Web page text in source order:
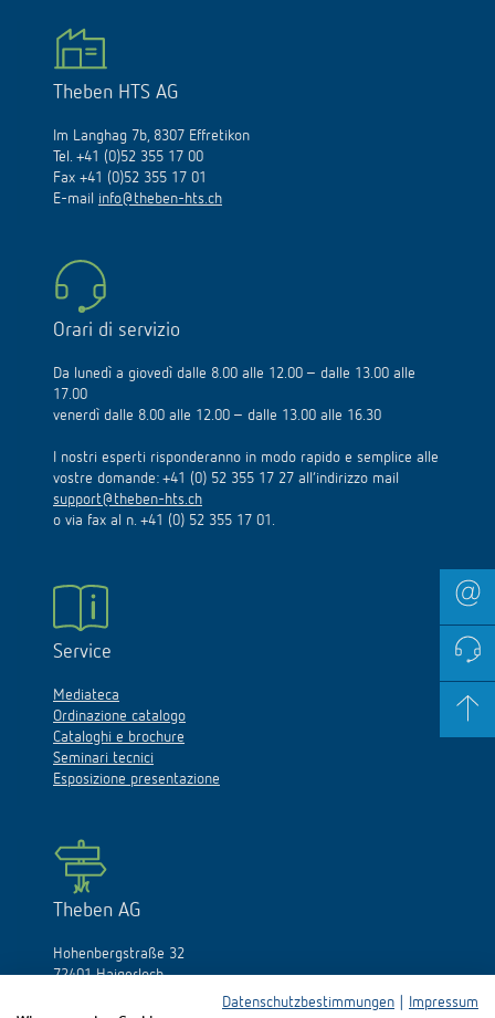
Theben HTS AG
Im Langhag 7b, 8307 Effretikon
Tel. +41 (0)52 355 17 00
Fax +41 (0)52 355 17 01
E-mail info@theben-hts.ch
Orari di servizio
Da lunedì a giovedì dalle 8.00 alle 12.00 – dalle 13.00 alle
17.00
venerdì dalle 8.00 alle 12.00 – dalle 13.00 alle 16.30
I nostri esperti risponderanno in modo rapido e semplice alle
vostre domande: +41 (0) 52 355 17 27 all’indirizzo mail
support@theben-hts.ch
o via fax al n. +41 (0) 52 355 17 01.
Service
Mediateca
Ordinazione catalogo
Cataloghi e brochure
Seminari tecnici
Esposizione presentazione
Theben AG
Hohenbergstraße 32
72401 Haigerloch
Datenschutzbestimmungen
Impressum